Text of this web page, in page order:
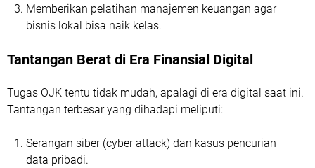
Memberikan pelatihan manajemen keuangan agar
bisnis lokal bisa naik kelas.
Tantangan Berat di Era Finansial Digital
Tugas OJK tentu tidak mudah, apalagi di era digital saat ini.
Tantangan terbesar yang dihadapi meliputi:
Serangan siber (cyber attack) dan kasus pencurian
data pribadi.